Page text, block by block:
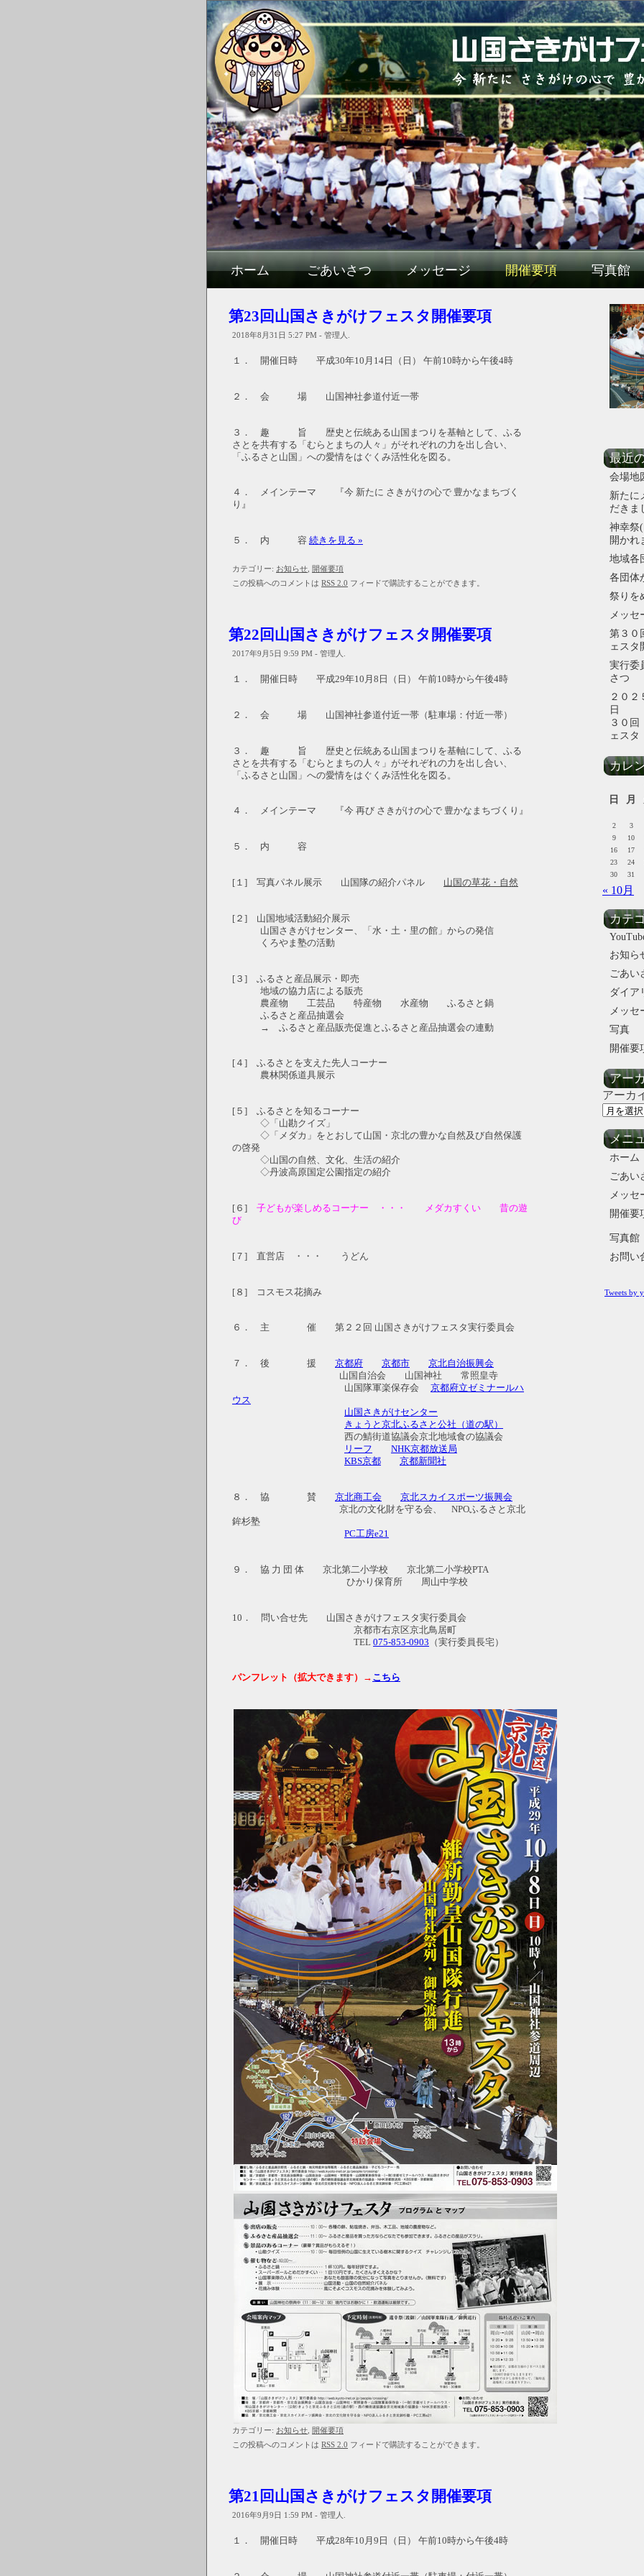
ホーム ごあいさつ メッセージ 開催要項 写真館
第23回山国さきがけフェスタ開催要項
2018年8月31日 5:27 PM - 管理人.
１． 開催日時 平成30年10月14日（日） 午前10時から午後4時
２． 会 場 山国神社参道付近一帯
３． 趣 旨 歴史と伝統ある山国まつりを基軸として、ふる
さとを共有する「むらとまちの人々」がそれぞれの力を出し合い、
「ふるさと山国」への愛情をはぐくみ活性化を図る。
４． メインテーマ 『今 新たに さきがけの心で 豊かなまちづく
り』
５． 内 容 続きを見る »
カテゴリー: お知らせ 開催要項
この投稿へのコメントは RSS 2.0 フィードで購読することができます。
第22回山国さきがけフェスタ開催要項
2017年9月5日 9:59 PM - 管理人.
１． 開催日時 平成29年10月8日（日） 午前10時から午後4時
２． 会 場 山国神社参道付近一帯（駐車場：付近一帯）
３． 趣 旨 歴史と伝統ある山国まつりを基軸にして、ふる
さとを共有する「むらとまちの人々」がそれぞれの力を出し合い、
「ふるさと山国」への愛情をはぐくみ活性化を図る。
４． メインテーマ 『今 再び さきがけの心で 豊かなまちづくり』
５． 内 容
[１] 写真パネル展示 山国隊の紹介パネル 山国の草花・自然
[２] 山国地域活動紹介展示
山国さきがけセンター、「水・土・里の館」からの発信
くろやま塾の活動
[３] ふるさと産品展示・即売
地域の協力店による販売
農産物 工芸品 特産物 水産物 ふるさと鍋
ふるさと産品抽選会
→ ふるさと産品販売促進とふるさと産品抽選会の連動
[４] ふるさとを支えた先人コーナー
農林関係道具展示
[５] ふるさとを知るコーナー
◇「山勘クイズ」
◇「メダカ」をとおして山国・京北の豊かな自然及び自然保護
の啓発
◇山国の自然、文化、生活の紹介
◇丹波高原国定公園指定の紹介
[６] 子どもが楽しめるコーナー ・・・ メダカすくい 昔の遊
び
[７] 直営店 ・・・ うどん
[８] コスモス花摘み
６． 主 催 第２２回 山国さきがけフェスタ実行委員会
７． 後 援 京都府 京都市
京北自治振興会
山国自治会 山国神社 常照皇寺
山国隊軍楽保存会 京都府立ゼミナールハ
ウス
山国さきがけセンター
きょうと京北ふるさと公社（道の駅）
西の鯖街道協議会京北地域食の協議会
リーフ
NHK京都放送局
KBS京都
京都新聞社
８． 協 賛 京北商工会
京北スカイスポーツ振興会
京北の文化財を守る会、 NPOふるさと京北
鉾杉塾
PC工房e21
９． 協 力 団 体 京北第二小学校 京北第二小学校PTA
ひかり保育所 周山中学校
10． 問い合せ先 山国さきがけフェスタ実行委員会
京都市右京区京北鳥居町
TEL 075-853-0903 （実行委員長宅）
パンフレット（拡大できます）→ こちら
カテゴリー: お知らせ 開催要項
この投稿へのコメントは RSS 2.0 フィードで購読することができます。
第21回山国さきがけフェスタ開催要項
2016年9月9日 1:59 PM - 管理人.
１． 開催日時 平成28年10月9日（日） 午前10時から午後4時
最近
会場地
新たに
だきま
神幸祭
開かれ
地域各
各団体
祭りを
メッセ
第３０
ェスタ
実行委
さつ
２０２
３０
ェスタ
カレ
日
月
2
3
9
10
16
17
23
24
30
31
« 10月
カテ
お知ら
ごあい
ダイア
メッセ
写真
開催要
アー
アーカ
メニ
ホーム
ごあい
メッセ
開催要
写真館
お問い
Tweets by